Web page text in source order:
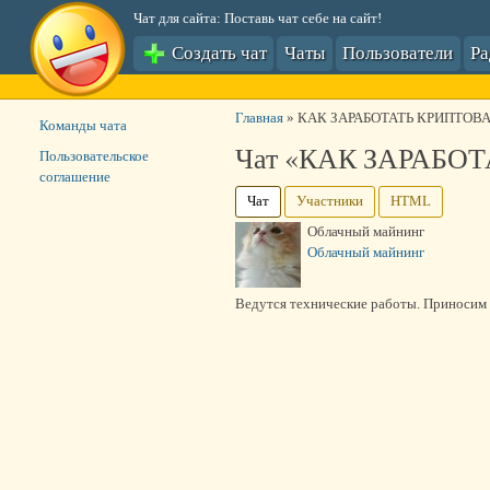
Чат для сайта: Поставь чат себе на сайт!
Создать чат Чаты Пользователи
Главная» КАК ЗАРАБОТАТЬ
Чат «КАК
Чат Участники
HTML
Облачный майнинг
Облачный майнинг
Команды чата
Пользовательское
соглашение